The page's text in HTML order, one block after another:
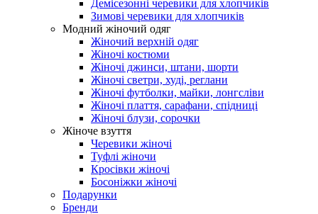
Демісезонні черевики для хлопчиків
Зимові черевики для хлопчиків
Модний жіночий одяг
Жіночий верхній одяг
Жіночі костюми
Жіночі джинси, штани, шорти
Жіночі светри, худі, реглани
Жіночі футболки, майки, лонгсліви
Жіночі плаття, сарафани, спідниці
Жіночі блузи, сорочки
Жіноче взуття
Черевики жіночі
Туфлі жіночи
Кросівки жіночі
Босоніжки жіночі
Подарунки
Бренди